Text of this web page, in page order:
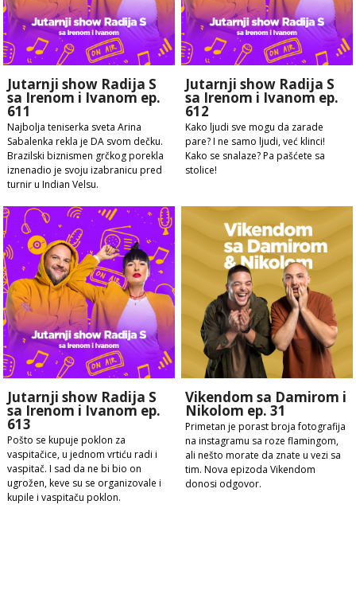
Jutarnji show Radija S
sa Irenom i Ivanom ep.
611
Najbolja teniserka sveta Arina
Sabalenka rekla je DA svom dečku.
Brazilski biznismen grčkog porekla
iznenadio je svoju izabranicu pred
turnir u Indian Velsu.
Jutarnji show Radija S
sa Irenom i Ivanom ep.
612
Kako ljudi sve mogu da zarade
pare? I ne samo ljudi, već klinci!
Kako se snalaze? Pa pašćete sa
stolice!
Jutarnji show Radija S
sa Irenom i Ivanom ep.
613
Pošto se kupuje poklon za
vaspitačice, u jednom vrtiću radi i
vaspitač. I sad da ne bi bio on
ugrožen, keve su se organizovale i
kupile i vaspitaču poklon.
Vikendom sa Damirom i
Nikolom ep. 31
Primetan je porast broja fotografija
na instagramu sa roze flamingom,
ali nešto morate da znate u vezi sa
tim. Nova epizoda Vikendom
donosi odgovor.